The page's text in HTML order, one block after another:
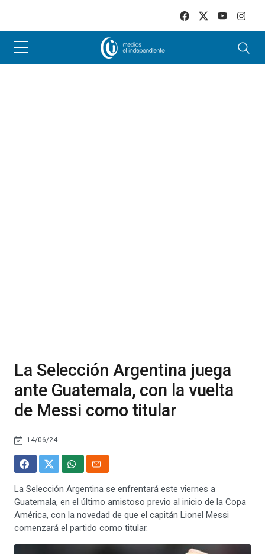
La Selección Argentina juega
ante Guatemala, con la vuelta
de Messi como titular
14/06/24
La Selección Argentina se enfrentará este viernes a
Guatemala, en el último amistoso previo al inicio de la Copa
América, con la novedad de que el capitán Lionel Messi
comenzará el partido como titular.